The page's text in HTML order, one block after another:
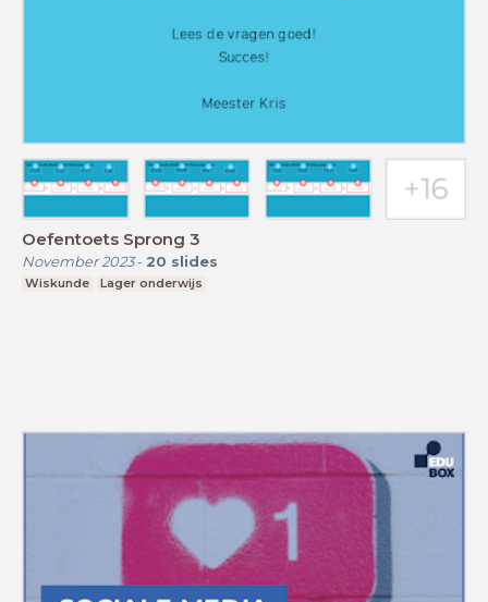
Oefentoets Sprong 3
November 2023- 20 slides
Wiskunde Lager onderwijs